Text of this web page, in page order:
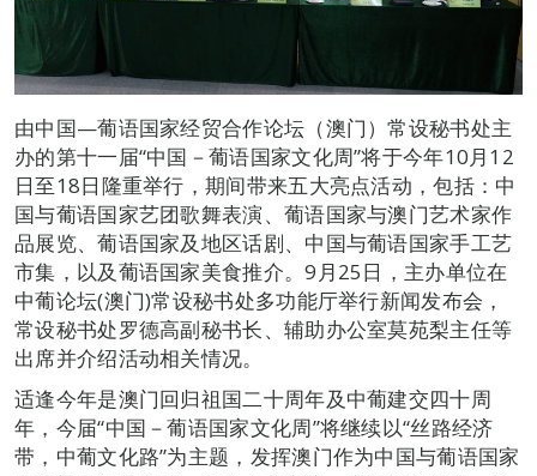
由中国—葡语国家经贸合作论坛（澳门）常设秘书处主
办的第十一届“中国－葡语国家文化周”将于今年10月12
日至18日隆重举行，期间带来五大亮点活动，包括：中
国与葡语国家艺团歌舞表演、葡语国家与澳门艺术家作
品展览、葡语国家及地区话剧、中国与葡语国家手工艺
市集，以及葡语国家美食推介。9月25日，主办单位在
中葡论坛(澳门)常设秘书处多功能厅举行新闻发布会，
常设秘书处罗德高副秘书长、辅助办公室莫苑梨主任等
出席并介绍活动相关情况。
适逢今年是澳门回归祖国二十周年及中葡建交四十周
年，今届“中国－葡语国家文化周”将继续以“丝路经济
带，中葡文化路”为主题，发挥澳门作为中国与葡语国家